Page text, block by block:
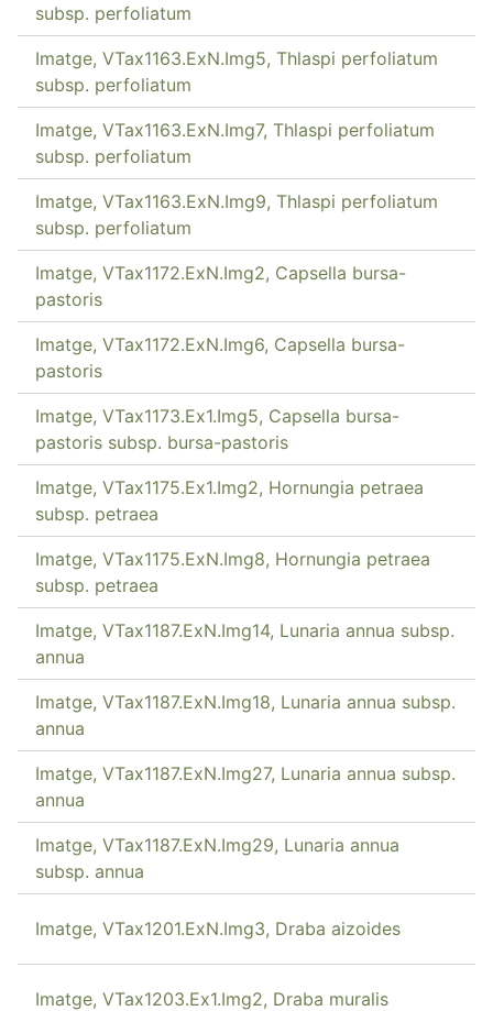
subsp. perfoliatum
Imatge, VTax1163.ExN.Img5, Thlaspi perfoliatum
subsp. perfoliatum
Imatge, VTax1163.ExN.Img7, Thlaspi perfoliatum
subsp. perfoliatum
Imatge, VTax1163.ExN.Img9, Thlaspi perfoliatum
subsp. perfoliatum
Imatge, VTax1172.ExN.Img2, Capsella bursa-
pastoris
Imatge, VTax1172.ExN.Img6, Capsella bursa-
pastoris
Imatge, VTax1173.Ex1.Img5, Capsella bursa-
pastoris subsp. bursa-pastoris
Imatge, VTax1175.Ex1.Img2, Hornungia petraea
subsp. petraea
Imatge, VTax1175.ExN.Img8, Hornungia petraea
subsp. petraea
Imatge, VTax1187.ExN.Img14, Lunaria annua subsp.
annua
Imatge, VTax1187.ExN.Img18, Lunaria annua subsp.
annua
Imatge, VTax1187.ExN.Img27, Lunaria annua subsp.
annua
Imatge, VTax1187.ExN.Img29, Lunaria annua
subsp. annua
Imatge, VTax1201.ExN.Img3, Draba aizoides
Imatge, VTax1203.Ex1.Img2, Draba muralis